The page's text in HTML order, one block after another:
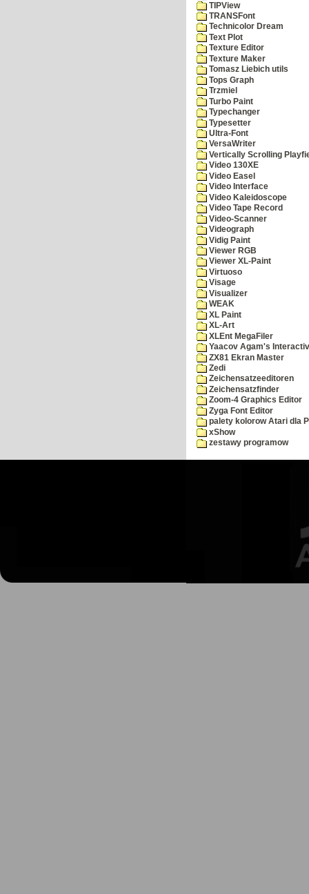
TIPView
TRANSFont
Technicolor Dream
Text Plot
Texture Editor
Texture Maker
Tomasz Liebich utils
Tops Graph
Trzmiel
Turbo Paint
Typechanger
Typesetter
Ultra-Font
VersaWriter
Vertically Scrolling
Video 130XE
Video Easel
Video Interface
Video Kaleidoscope
Video Tape Record
Video-Scanner
Videograph
Vidig Paint
Viewer RGB
Viewer XL-Paint
Virtuoso
Visage
Visualizer
WEAK
XL Paint
XL-Art
XLEnt MegaFiler
Yaacov Agam's
ZX81 Ekran Master
Zedi
Zeichensatzeeditoren
Zeichensatzfinder
Zoom-4 Graphics Editor
Zyga Font Editor
palety kolorow Atari dla
xShow
zestawy programow